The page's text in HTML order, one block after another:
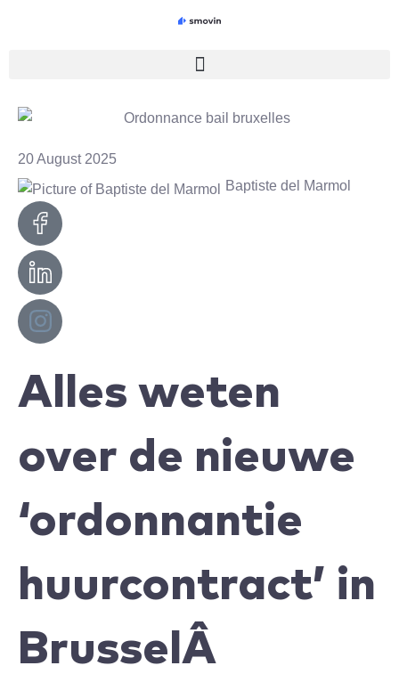
20 August 2025
Baptiste del Marmol
Alles weten
over de nieuwe
‘ordonnantie
huurcontract’ in
BrusselÂ